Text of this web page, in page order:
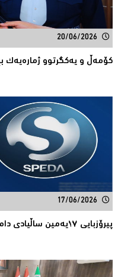
20/06/2026
كۆمەڵ و یەكگرتوو ژمارەیەك
17/06/2026
پیرۆزبایی ١٧یەمین ساڵیادی دامەزراندنی کەناڵی (سپێدە)